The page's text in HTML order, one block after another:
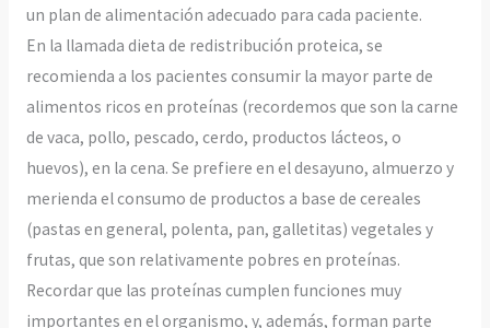
un plan de alimentación adecuado para cada paciente.
En la llamada dieta de redistribución proteica, se
recomienda a los pacientes consumir la mayor parte de
alimentos ricos en proteínas (recordemos que son la carne
de vaca, pollo, pescado, cerdo, productos lácteos, o
huevos), en la cena. Se prefiere en el desayuno, almuerzo y
merienda el consumo de productos a base de cereales
(pastas en general, polenta, pan, galletitas) vegetales y
frutas, que son relativamente pobres en proteínas.
Recordar que las proteínas cumplen funciones muy
importantes en el organismo, y, además, forman parte